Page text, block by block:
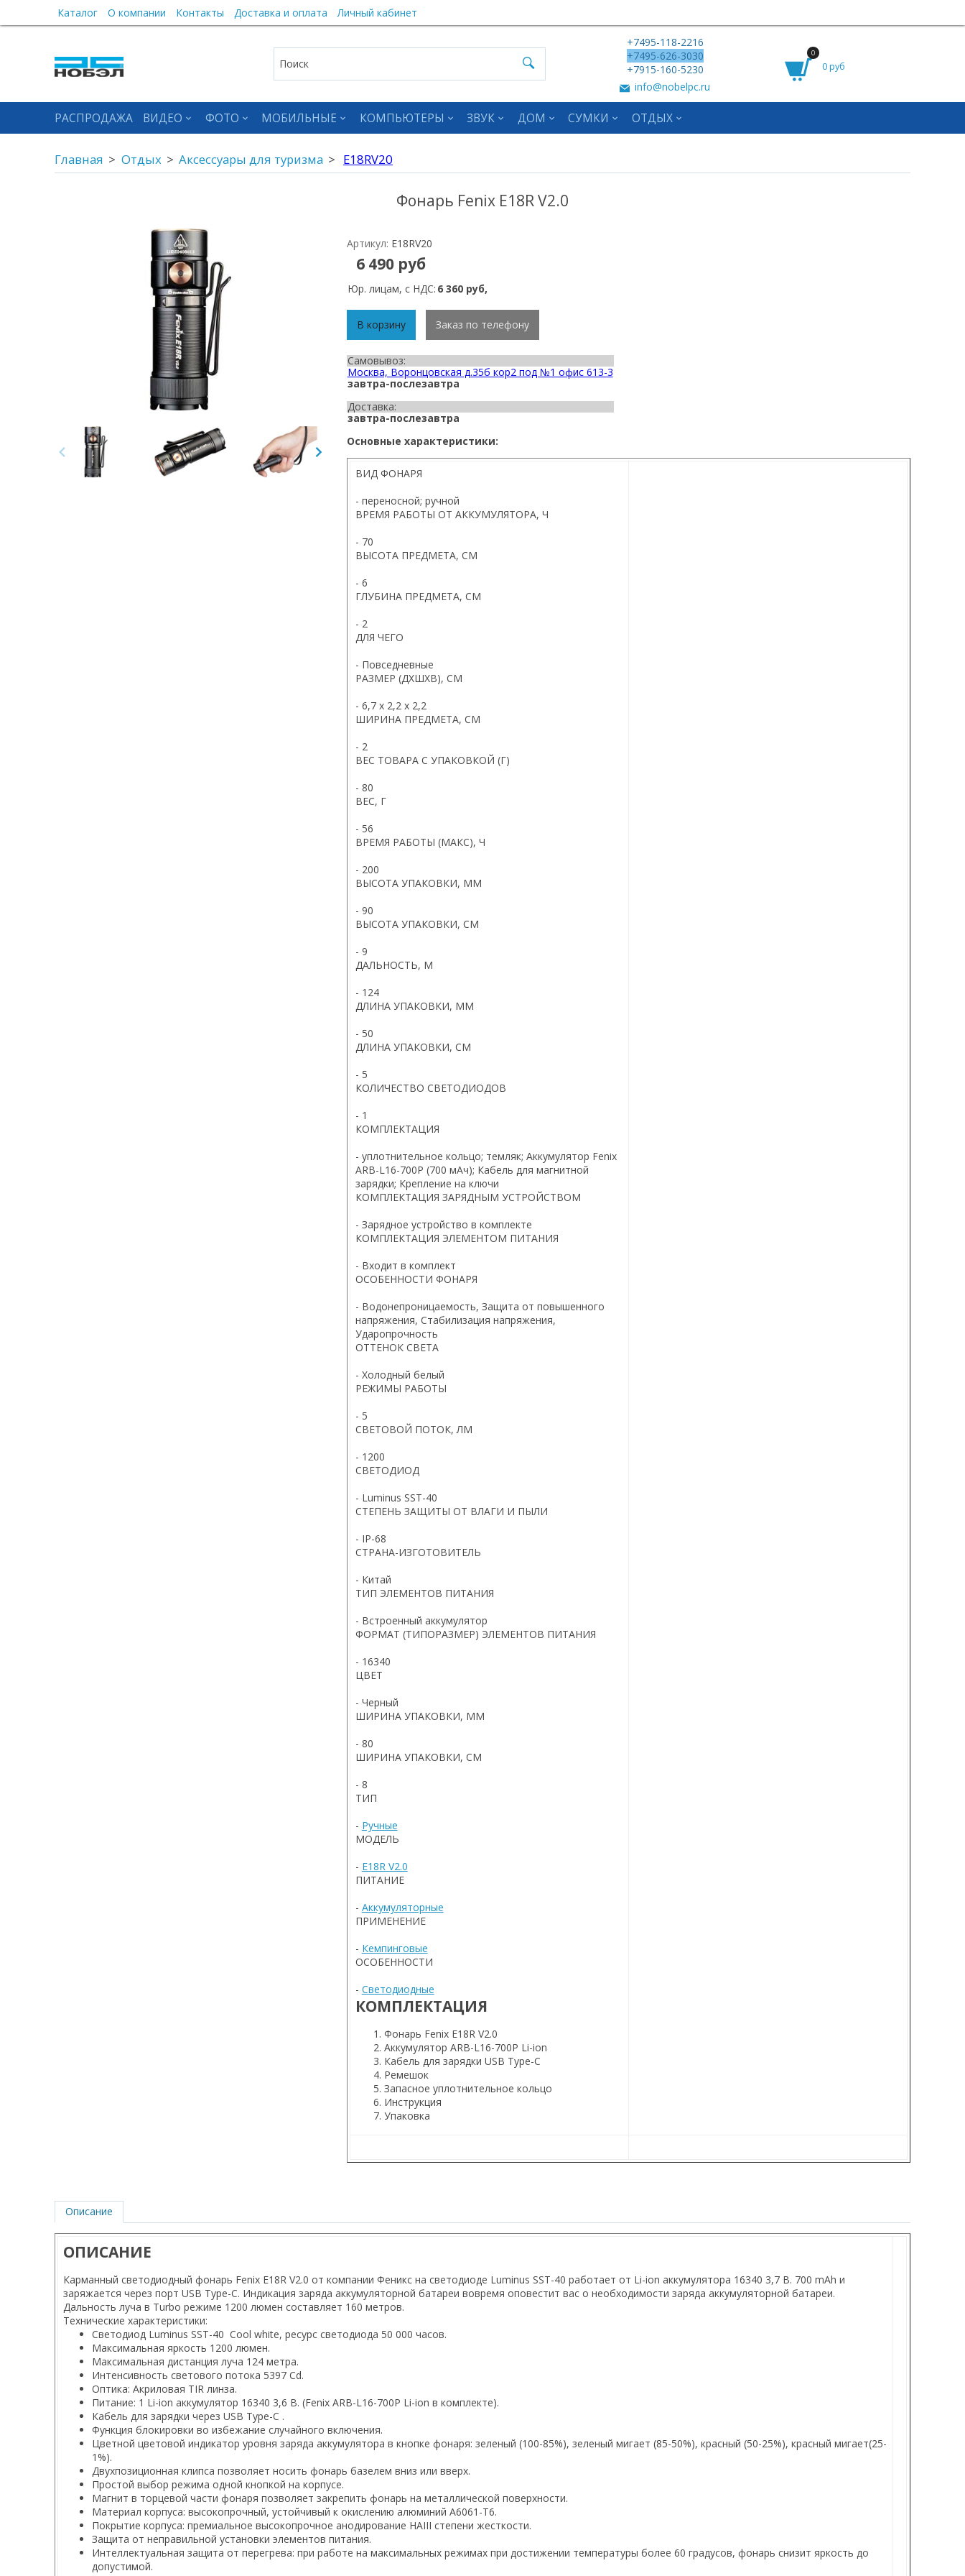
Каталог О компании Контакты Доставка и оплата Личный кабинет
+7495-118-2216
+7495-626-3030
+7915-160-5230
info@nobelpc.ru
0
0 руб
РАСПРОДАЖА ВИДЕО ФОТО МОБИЛЬНЫЕ КОМПЬЮТЕРЫ ЗВУК ДОМ СУМКИ ОТДЫХ
Главная Отдых Аксессуары для туризма E18RV20
Фонарь Fenix E18R V2.0
Артикул: E18RV20
6 490 руб
Юр. лицам, с НДС: 6 360 руб,
В корзину Заказ по телефону
Самовывоз:
Москва, Воронцовская д.35б кор2 под №1 офис 613-3
завтра-послезавтра
Доставка:
завтра-послезавтра
Основные характеристики:
ВИД ФОНАРЯ
- переносной; ручной
ВРЕМЯ РАБОТЫ ОТ АККУМУЛЯТОРА, Ч
- 70
ВЫСОТА ПРЕДМЕТА, СМ
- 6
ГЛУБИНА ПРЕДМЕТА, СМ
- 2
ДЛЯ ЧЕГО
- Повседневные
РАЗМЕР (ДХШХВ), СМ
- 6,7 х 2,2 х 2,2
ШИРИНА ПРЕДМЕТА, СМ
- 2
ВЕС ТОВАРА С УПАКОВКОЙ (Г)
- 80
ВЕС, Г
- 56
ВРЕМЯ РАБОТЫ (МАКС), Ч
- 200
ВЫСОТА УПАКОВКИ, ММ
- 90
ВЫСОТА УПАКОВКИ, СМ
- 9
ДАЛЬНОСТЬ, М
- 124
ДЛИНА УПАКОВКИ, ММ
- 50
ДЛИНА УПАКОВКИ, СМ
- 5
КОЛИЧЕСТВО СВЕТОДИОДОВ
- 1
КОМПЛЕКТАЦИЯ
- уплотнительное кольцо; темляк; Аккумулятор Fenix
ARB-L16-700P (700 мАч); Кабель для магнитной
зарядки; Крепление на ключи
КОМПЛЕКТАЦИЯ ЗАРЯДНЫМ УСТРОЙСТВОМ
- Зарядное устройство в комплекте
КОМПЛЕКТАЦИЯ ЭЛЕМЕНТОМ ПИТАНИЯ
- Входит в комплект
ОСОБЕННОСТИ ФОНАРЯ
- Водонепроницаемость, Защита от повышенного
напряжения, Стабилизация напряжения,
Ударопрочность
ОТТЕНОК СВЕТА
- Холодный белый
РЕЖИМЫ РАБОТЫ
- 5
СВЕТОВОЙ ПОТОК, ЛМ
- 1200
СВЕТОДИОД
- Luminus SST-40
СТЕПЕНЬ ЗАЩИТЫ ОТ ВЛАГИ И ПЫЛИ
- IP-68
СТРАНА-ИЗГОТОВИТЕЛЬ
- Китай
ТИП ЭЛЕМЕНТОВ ПИТАНИЯ
- Встроенный аккумулятор
ФОРМАТ (ТИПОРАЗМЕР) ЭЛЕМЕНТОВ ПИТАНИЯ
- 16340
ЦВЕТ
- Черный
ШИРИНА УПАКОВКИ, ММ
- 80
ШИРИНА УПАКОВКИ, СМ
- 8
ТИП
- Ручные
МОДЕЛЬ
- E18R V2.0
ПИТАНИЕ
- Аккумуляторные
ПРИМЕНЕНИЕ
- Кемпинговые
ОСОБЕННОСТИ
- Светодиодные
КОМПЛЕКТАЦИЯ
Фонарь Fenix E18R V2.0
Аккумулятор ARB-L16-700P Li-ion
Кабель для зарядки USB Type-C
Ремешок
Запасное уплотнительное кольцо
Инструкция
Упаковка
Описание
ОПИСАНИЕ
Карманный светодиодный фонарь Fenix E18R V2.0 от компании Феникс на светодиоде Luminus SST-40 работает от Li-ion аккумулятора 16340 3,7 В. 700 mAh и
заряжается через порт USB Type-C. Индикация заряда аккумуляторной батареи вовремя оповестит вас о необходимости заряда аккумуляторной батареи.
Дальность луча в Turbo режиме 1200 люмен составляет 160 метров.
Технические характеристики:
Светодиод Luminus SST-40 Cool white, ресурс светодиода 50 000 часов.
Максимальная яркость 1200 люмен.
Максимальная дистанция луча 124 метра.
Интенсивность светового потока 5397 Cd.
Оптика: Акриловая TIR линза.
Питание: 1 Li-ion аккумулятор 16340 3,6 В. (Fenix ARB-L16-700P Li-ion в комплекте).
Кабель для зарядки через USB Type-C .
Функция блокировки во избежание случайного включения.
Цветной цветовой индикатор уровня заряда аккумулятора в кнопке фонаря: зеленый (100-85%), зеленый мигает (85-50%), красный (50-25%), красный мигает(25-
1%).
Двухпозиционная клипса позволяет носить фонарь базелем вниз или вверх.
Простой выбор режима одной кнопкой на корпусе.
Магнит в торцевой части фонаря позволяет закрепить фонарь на металлической поверхности.
Материал корпуса: высокопрочный, устойчивый к окислению алюминий А6061-Т6.
Покрытие корпуса: премиальное высокопрочное анодирование HAIII степени жесткости.
Защита от неправильной установки элементов питания.
Интеллектуальная защита от перегрева: при работе на максимальных режимах при достижении температуры более 60 градусов, фонарь снизит яркость до
допустимой.